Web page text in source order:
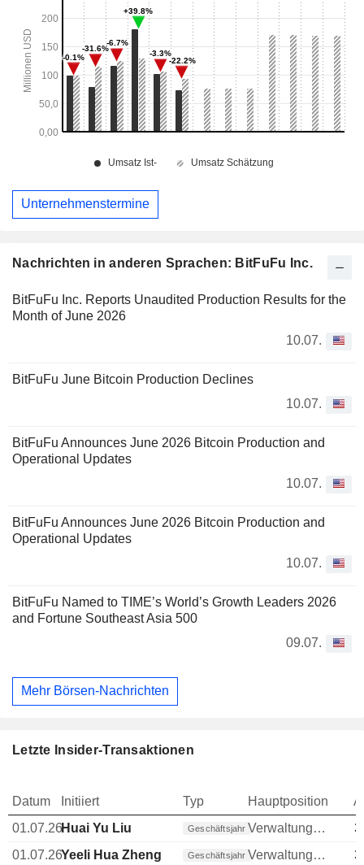
Nachrichten in anderen Sprachen: BitFuFu Inc.
BitFuFu Inc. Reports Unaudited Production Results for the
Month of June 2026
10.07.
BitFuFu June Bitcoin Production Declines
10.07.
BitFuFu Announces June 2026 Bitcoin Production and
Operational Updates
10.07.
BitFuFu Announces June 2026 Bitcoin Production and
Operational Updates
10.07.
BitFuFu Named to TIME’s World’s Growth Leaders 2026
and Fortune Southeast Asia 500
09.07.
Mehr Börsen-Nachrichten
Letzte Insider-Transaktionen
Datum Initiiert Typ Hauptposition
01.07.26Huai Yu Liu Geschäftsjahr Verwaltungsratsmitglied
01.07.26Yeeli Hua Zheng Geschäftsjahr Verwaltungsratsmitglied
Unternehmenstermine